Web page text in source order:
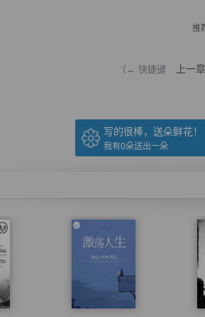
推
（← 快捷键 上一章
写的很棒，送朵鲜花！
我有0朵送出一朵